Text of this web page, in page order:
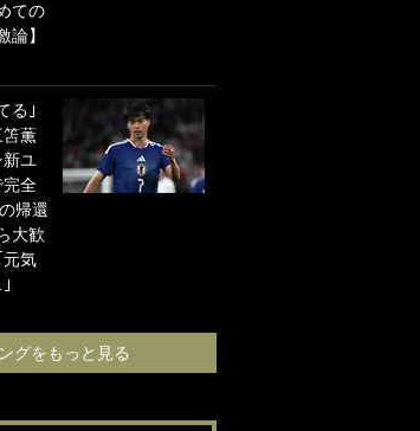
ての
論】
る｣
笘薫
ユ
完全
帰還
大歓
元気
グをもっと見る